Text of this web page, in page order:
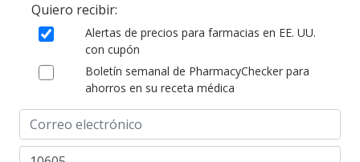
Quiero recibir:
Alertas de precios para farmacias en EE. UU.
con cupón
Boletín semanal de PharmacyChecker para
ahorros en su receta médica
PharmacyChecker.com es una marca registrada de
PharmacyChecker.com, LLC.